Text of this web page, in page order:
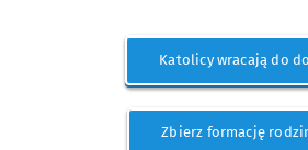
Katolicy wracają do
Zbierz formację